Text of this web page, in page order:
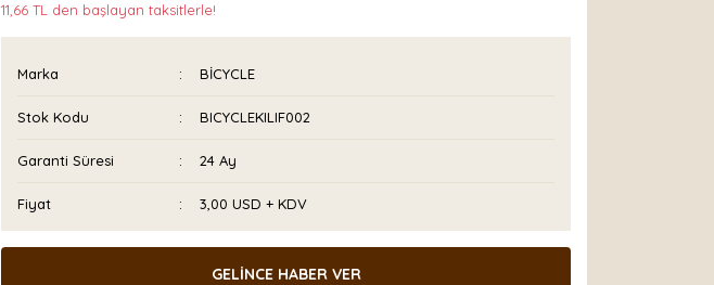
11,66 TL den başlayan taksitlerle!
Marka BİCYCLE
Stok Kodu BICYCLEKILIF002
Garanti Süresi 24 Ay
Fiyat 3,00 USD + KDV
GELİNCE HABER VER